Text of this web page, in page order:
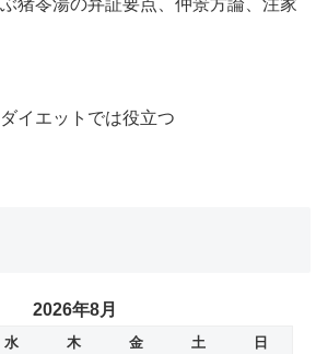
猪苓湯の弁証要点、仲景方論、注家
イエットでは役立つ
2026年8月
水 木 金 土
日